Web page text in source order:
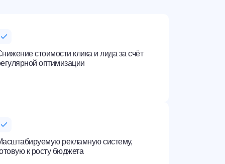
стоимости клика и лида за счёт
оптимизации
рекламную систему,
к росту бюджета